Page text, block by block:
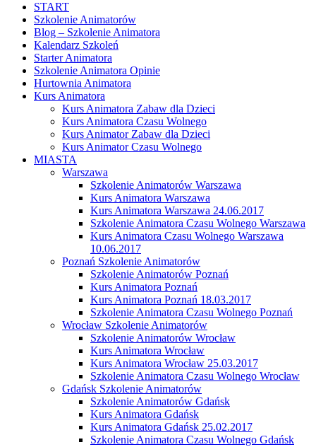
START
Szkolenie Animatorów
Blog – Szkolenie Animatora
Kalendarz Szkoleń
Starter Animatora
Szkolenie Animatora Opinie
Hurtownia Animatora
Kurs Animatora
Kurs Animatora Zabaw dla Dzieci
Kurs Animatora Czasu Wolnego
Kurs Animator Zabaw dla Dzieci
Kurs Animator Czasu Wolnego
MIASTA
Warszawa
Szkolenie Animatorów Warszawa
Kurs Animatora Warszawa
Kurs Animatora Warszawa 24.06.2017
Szkolenie Animatora Czasu Wolnego Warszawa
Kurs Animatora Czasu Wolnego Warszawa
10.06.2017
Poznań Szkolenie Animatorów
Szkolenie Animatorów Poznań
Kurs Animatora Poznań
Kurs Animatora Poznań 18.03.2017
Szkolenie Animatora Czasu Wolnego Poznań
Wrocław Szkolenie Animatorów
Szkolenie Animatorów Wrocław
Kurs Animatora Wrocław
Kurs Animatora Wrocław 25.03.2017
Szkolenie Animatora Czasu Wolnego Wrocław
Gdańsk Szkolenie Animatorów
Szkolenie Animatorów Gdańsk
Kurs Animatora Gdańsk
Kurs Animatora Gdańsk 25.02.2017
Szkolenie Animatora Czasu Wolnego Gdańsk